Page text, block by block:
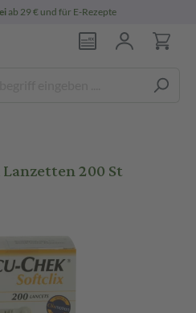
ab 29 € und für E-Rezepte
200 St